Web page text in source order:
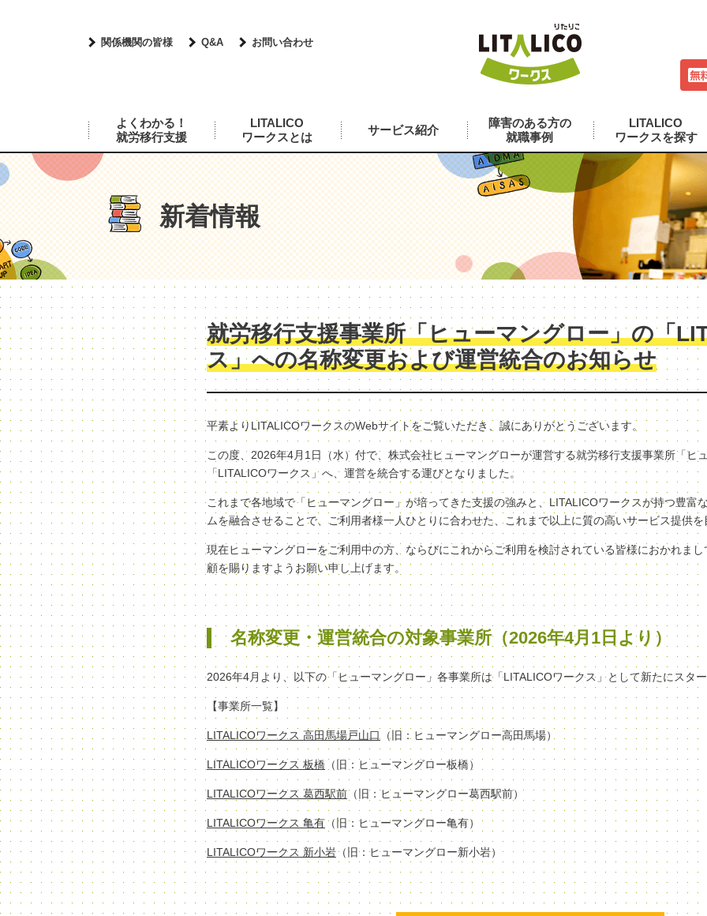
関係機関の皆様 Q&A お問い合わせ
よくわかる！
就労移行支援
LITALICO
ワークスとは
サービス紹介
障害のある方の
就職事例
LITALICO
ワークスを探す
新着情報
就労移行支援事業所「ヒューマングロー」の「
ス」への名称変更および運営統合のお知らせ
平素よりLITALICOワークスのWebサイトをご覧いただき、誠にありがとうございます。
この度、2026年4月1日（水）付で、株式会社ヒューマングローが運営する就労移行支援事業所「ヒ
「LITALICOワークス」へ、運営を統合する運びとなりました。
これまで各地域で「ヒューマングロー」が培ってきた支援の強みと、LITALICOワークスが持つ豊富
ムを融合させることで、ご利用者様一人ひとりに合わせた、これまで以上に質の高いサービス提供
現在ヒューマングローをご利用中の方、ならびにこれからご利用を検討されている皆様におかれま
顧を賜りますようお願い申し上げます。
名称変更・運営統合の対象事業所（2026年4月1日より）
2026年4月より、以下の「ヒューマングロー」各事業所は「LITALICOワークス」として新たにスタ
【事業所一覧】
LITALICOワークス 高田馬場戸山口 （旧：ヒューマングロー高田馬場）
LITALICOワークス 板橋 （旧：ヒューマングロー板橋）
LITALICOワークス 葛西駅前（旧：ヒューマングロー葛西駅前）
LITALICOワークス 亀有 （旧：ヒューマングロー亀有）
LITALICOワークス 新小岩（旧：ヒューマングロー新小岩）